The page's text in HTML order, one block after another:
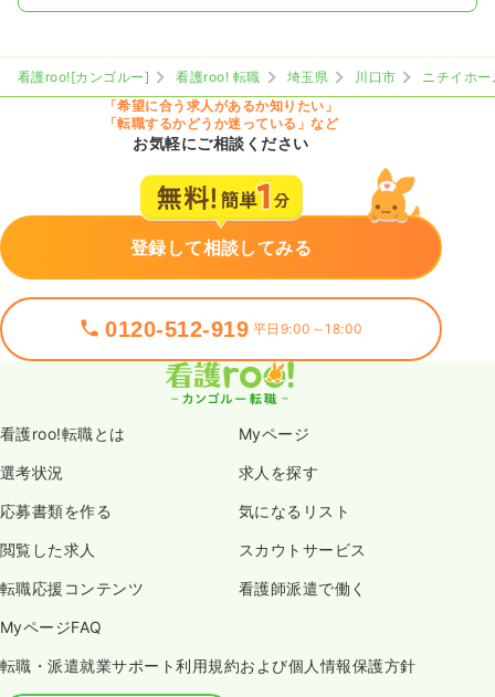
看護roo![カンゴルー] 看護roo! 転職 埼玉県 川口市
ニチイホ
「希望に合う求人があるか知りたい」
「転職するかどうか迷っている」など
お気軽にご相談ください
登録して相談してみる
0120-512-919 平日9:00～18:00
看護roo!転職とは Myページ
選考状況 求人を探す
応募書類を作る 気になるリスト
閲覧した求人 スカウトサービス
転職応援コンテンツ 看護師派遣で働く
MyページFAQ
転職・派遣就業サポート利用規約および個人情報保護方針